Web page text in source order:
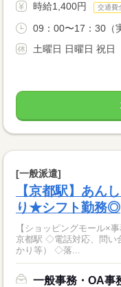
時給1,400円 交通費
09：00〜17：30（
土曜日 日曜日 祝日
[一般派遣]
【京都駅】あん
り★シフト勤務◎
【ショッピングモール×
京都駅 ◇電話対応、問い合わせ対応 ◇館内・館外のご案内（迷子預
かり等） ◇落...
一般事務・OA事